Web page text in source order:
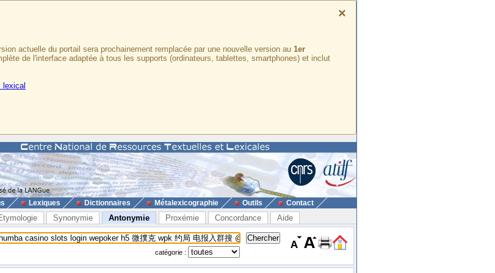
×
actuelle du portail sera prochainement remplacée par une nouvelle version au 1er
de l'interface adaptée à tous les supports (ordinateurs, tablettes, smartphones) et inclut
lexical
Lexiques Dictionnaires Métalexicographie Outils Contact
Synonymie Antonymie Proxémie Concordance Aide
catégorie :